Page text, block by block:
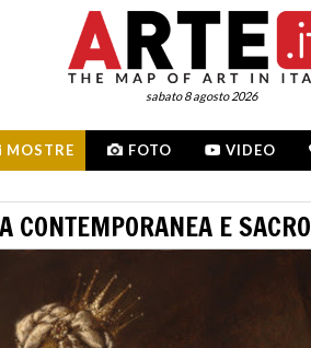
sabato 8 agosto 2026
MOSTRE FOTO VIDEO
CONTEMPORANEA E SACRO